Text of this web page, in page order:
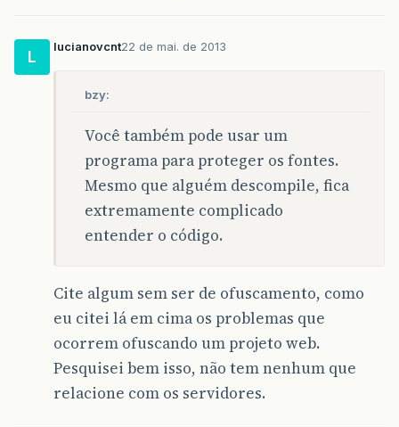
L
lucianovcnt22 de mai. de 2013
bzy:
Você também pode usar um
programa para proteger os fontes.
Mesmo que alguém descompile, fica
extremamente complicado
entender o código.
Cite algum sem ser de ofuscamento, como
eu citei lá em cima os problemas que
ocorrem ofuscando um projeto web.
Pesquisei bem isso, não tem nenhum que
relacione com os servidores.